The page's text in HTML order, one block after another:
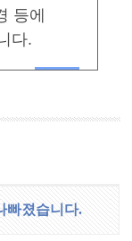
등에
다.
빠졌습니다.